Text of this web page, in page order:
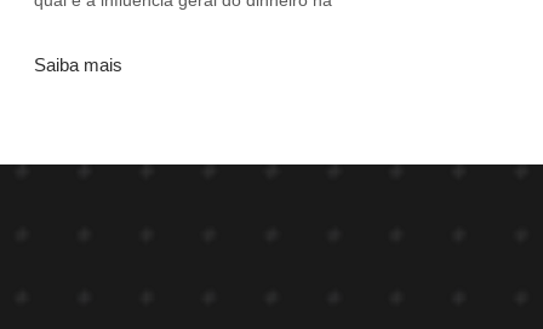
Saiba mais